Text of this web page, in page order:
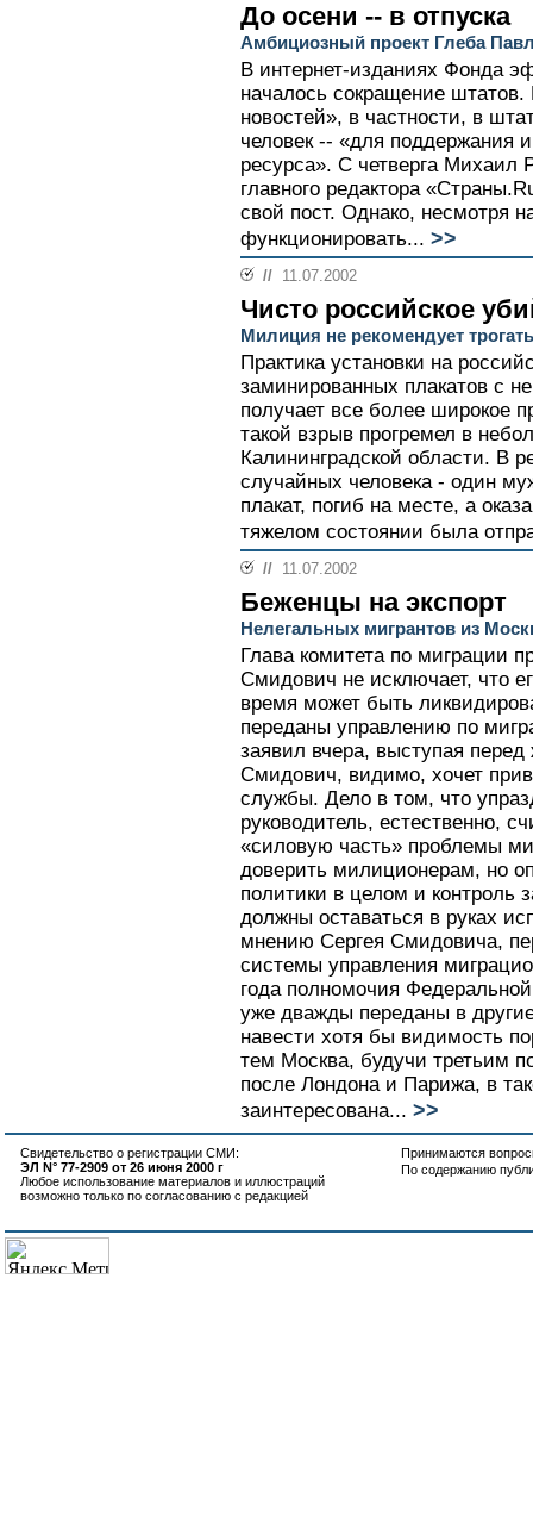
До осени -- в отпуска
Амбициозный проект Глеба
В интернет-изданиях Фонда
началось сокращение
новостей», в частности, в
человек -- «для поддержания
ресурса». С четверга Михаил
главного редактора
свой пост. Однако, несмотря
функционировать... >>
// 11.07.2002
Чисто российское
Милиция не рекомендует
Практика установки на
заминированных плакатов с
получает все более широкое
такой взрыв прогремел в
Калининградской области. В
случайных человека - один
плакат, погиб на месте, а
тяжелом состоянии была
// 11.07.2002
Беженцы на экспорт
Нелегальных мигрантов из
Глава комитета по миграции
Смидович не исключает, что
время может быть
переданы управлению по
заявил вчера, выступая
Смидович, видимо, хочет
службы. Дело в том, что
руководитель, естественно,
«силовую часть» проблемы
доверить милиционерам, но
политики в целом и контроль
должны оставаться в руках
мнению Сергея Смидовича,
системы управления
года полномочия
уже дважды переданы в
навести хотя бы видимость
тем Москва, будучи третьим
после Лондона и Парижа, в
заинтересована... >>
Свидетельство о регистрации СМИ:
ЭЛ N° 77-2909 от 26 июня 2000 г
Любое использование материалов и иллюстраций
возможно только по согласованию с редакцией
Принимаются
По содержанию